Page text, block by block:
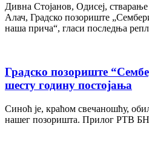
Дивна Стојанов, Одисеј,
Алач, Градско позориште
наша прича“, гласи последња
Градско позориште
шесту годину постојања
Синоћ је, краћом свечаношћу,
нашег позоришта. Прилог РТВ